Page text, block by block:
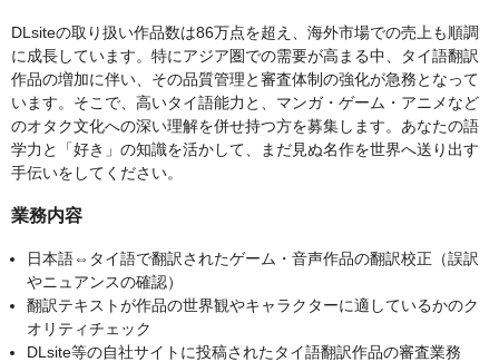
DLsiteの取り扱い作品数は86万点を超え、海外市場での売上も順調
に成長しています。特にアジア圏での需要が高まる中、タイ語翻訳
作品の増加に伴い、その品質管理と審査体制の強化が急務となって
います。そこで、高いタイ語能力と、マンガ・ゲーム・アニメなど
のオタク文化への深い理解を併せ持つ方を募集します。あなたの語
学力と「好き」の知識を活かして、まだ見ぬ名作を世界へ送り出す
手伝いをしてください。
業務内容
日本語⇔タイ語で翻訳されたゲーム・音声作品の翻訳校正（誤訳
やニュアンスの確認）
翻訳テキストが作品の世界観やキャラクターに適しているかのク
オリティチェック
DLsite等の自社サイトに投稿されたタイ語翻訳作品の審査業務